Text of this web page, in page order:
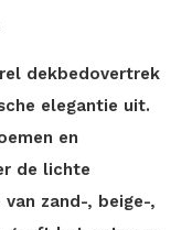
dekbedovertrek
elegantie uit.
en
de lichte
zand-, beige-,